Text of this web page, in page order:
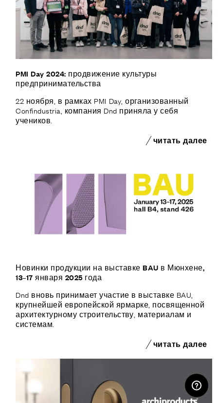
ЛИЧНЫЙ КАБИНЕТ
PMI Day 2024: продвижение культуры
предпринимательства
22 ноября, в рамках PMI Day, организованный
Confindustria, компания Dnd приняла у себя
учеников.
читать далее
Новинки продукции на выставке BAU в Мюнхене,
13–17 января 2025 года
Dnd вновь принимает участие в выставке BAU,
крупнейшей европейской ярмарке, посвященной
архитектурному строительству, материалам и
системам.
читать далее